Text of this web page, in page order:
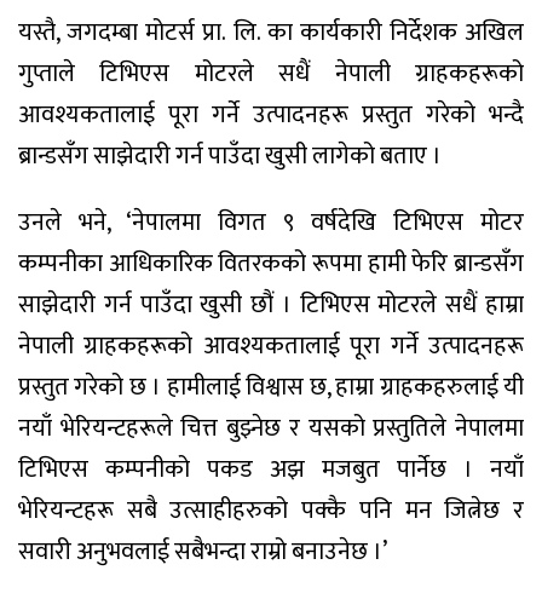
यस्तै, जगदम्बा मोटर्स प्रा. लि. का कार्यकारी निर्देशक अखिल
गुप्ताले टिभिएस मोटरले सधैं नेपाली ग्राहकहरूको
आवश्यकतालाई पूरा गर्ने उत्पादनहरू प्रस्तुत गरेको भन्दै
ब्रान्डसँग साझेदारी गर्न पाउँदा खुसी लागेको बताए ।
उनले भने, ‘नेपालमा विगत ९ वर्षदेखि टिभिएस मोटर
कम्पनीका आधिकारिक वितरकको रूपमा हामी फेरि ब्रान्डसँग
साझेदारी गर्न पाउँदा खुसी छौं । टिभिएस मोटरले सधैं हाम्रा
नेपाली ग्राहकहरूको आवश्यकतालाई पूरा गर्ने उत्पादनहरू
प्रस्तुत गरेको छ । हामीलाई विश्वास छ, हाम्रा ग्राहकहरुलाई यी
नयाँ भेरियन्टहरूले चित्त बुझ्नेछ र यसको प्रस्तुतिले नेपालमा
टिभिएस कम्पनीको पकड अझ मजबुत पार्नेछ । नयाँ
भेरियन्टहरू सबै उत्साहीहरुको पक्कै पनि मन जित्नेछ र
सवारी अनुभवलाई सबैभन्दा राम्रो बनाउनेछ ।’